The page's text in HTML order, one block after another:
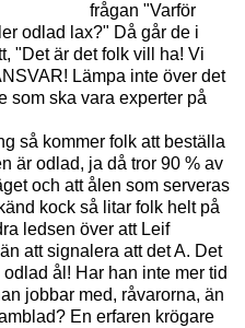
frågan "Varför
odlad lax?" Då går de i
"Det är det folk vill ha! Vi
Lämpa inte över det
som ska vara experter på
så kommer folk att beställa
är odlad, ja då tror 90 % av
och att ålen som serveras
kock så litar folk helt på
ledsen över att Leif
att signalera att det A. Det
ål! Har han inte mer tid
jobbar med, råvarorna, än
En erfaren krögare